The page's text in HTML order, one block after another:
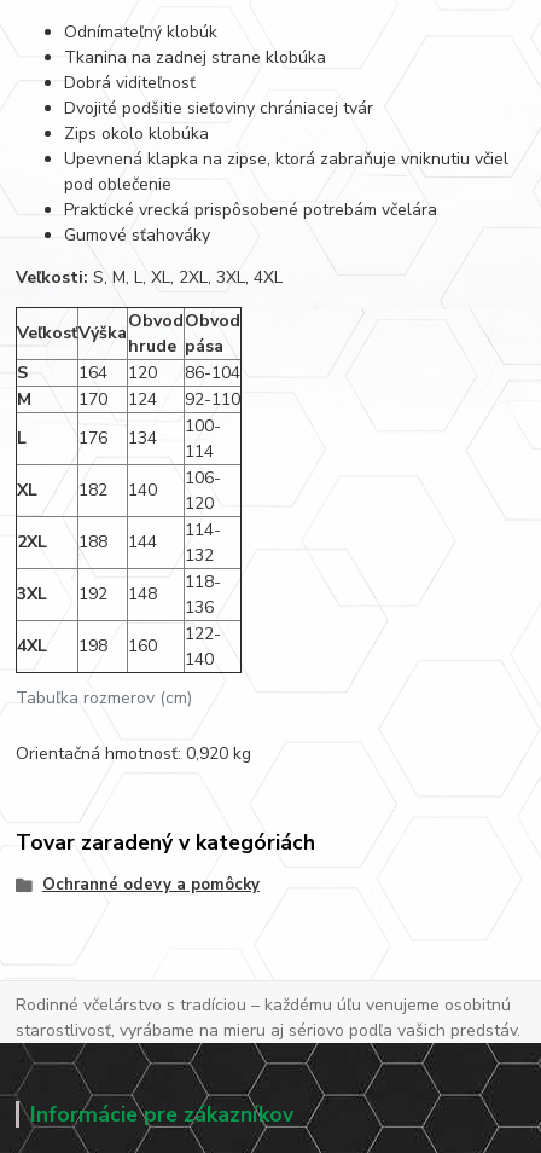
Odnímateľný klobúk
Tkanina na zadnej strane klobúka
Dobrá viditeľnosť
Dvojité podšitie sieťoviny chrániacej tvár
Zips okolo klobúka
Upevnená klapka na zipse, ktorá zabraňuje vniknutiu včiel
pod oblečenie
Praktické vrecká prispôsobené potrebám včelára
Gumové sťahováky
Veľkosti: S, M, L, XL, 2XL, 3XL, 4XL
VeľkosťVýška
Obvod
hrude
Obvod
pása
Tabuľka rozmerov (cm)
S 164 120
86-104
M
170 124
92-110
L
176 134
100-
114
XL
182 140
106-
120
2XL
188 144
114-
132
3XL
192 148
118-
136
4XL
198 160
122-
140
Orientačná hmotnosť: 0,920 kg
Tovar zaradený v kategóriách
Ochranné odevy a pomôcky
Rodinné včelárstvo s tradíciou – každému úľu venujeme osobitnú
starostlivosť, vyrábame na mieru aj sériovo podľa vašich predstáv.
Informácie pre zákazníkov